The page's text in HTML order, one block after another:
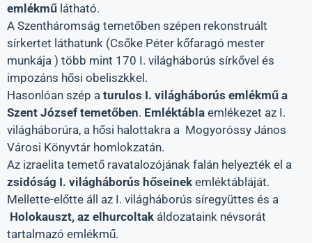
emlékmű látható.
A Szentháromság temetőben szépen rekonstruált
sírkertet láthatunk (Csőke Péter kőfaragó mester
munkája ) több mint 170 I. világháborús sírkővel és
impozáns hősi obeliszkkel.
Hasonlóan szép a turulos I. világháborús emlékmű a
Szent József temetőben. Emléktábla emlékezet az I.
világháborúra, a hősi halottakra a Mogyoróssy János
Városi Könyvtár homlokzatán.
Az izraelita temető ravatalozójának falán helyezték el a
zsidóság I. világháborús hőseinek emléktábláját.
Mellette-előtte áll az I. világháborús síregyüttes és a
Holokauszt, az elhurcoltak áldozataink névsorát
tartalmazó emlékmű.